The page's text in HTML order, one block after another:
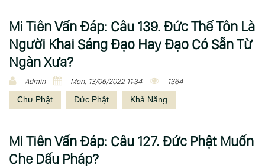
Mi Tiên Vấn Ðáp: Câu 139. Đức Thế Tôn Là
Người Khai Sáng Đạo Hay Đạo Có Sẵn Từ
Ngàn Xưa?
Admin Mon, 13/06/2022 11:34 1364
Chư Phật Đức Phật Khả Năng
Mi Tiên Vấn Ðáp: Câu 127. Đức Phật Muốn
Che Dấu Pháp?